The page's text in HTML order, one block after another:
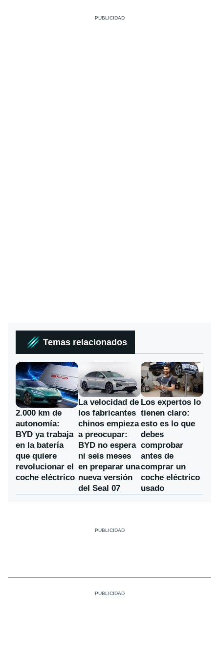
Temas relacionados
2.000 km de
autonomía:
BYD ya trabaja
en la batería
que quiere
revolucionar el
coche eléctrico
La velocidad de
los fabricantes
chinos empieza
a preocupar:
BYD no espera
ni seis meses
en preparar una
nueva versión
del Seal 07
Los expertos lo
tienen claro:
esto es lo que
debes
comprobar
antes de
comprar un
coche eléctrico
usado